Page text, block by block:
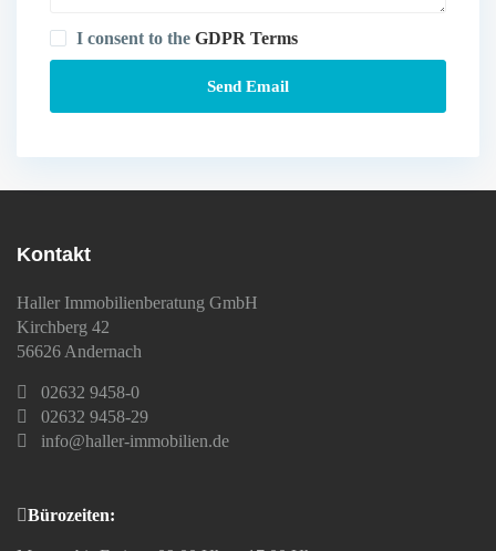
I consent to theGDPR Terms
Kontakt
Haller Immobilienberatung GmbH
Kirchberg 42
56626 Andernach
02632 9458-0
02632 9458-29
info@haller-immobilien.de
Bürozeiten: